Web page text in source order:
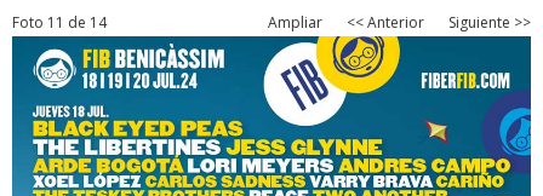
Foto 11 de 14 Ampliar << Anterior Siguiente >>